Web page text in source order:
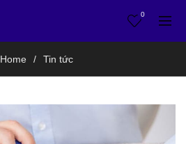
0
Home Tin tức